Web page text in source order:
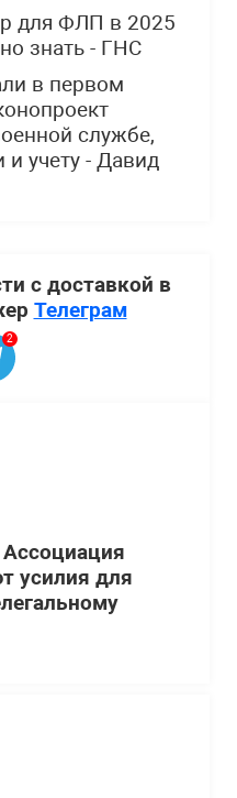
для ФЛП в 2025
знать - ГНС
в первом
службе,
учету - Давид
с доставкой в
Телеграм
2
усилия для